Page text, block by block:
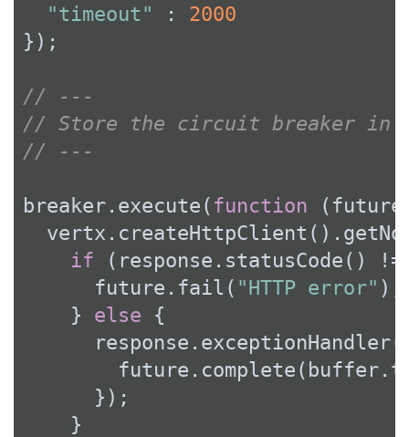
"timeout" : 2000
});
// ---
// Store the circuit breaker in
// ---
breaker.execute( function ( future
if (response.statusCode()
      future.fail(
"HTTP error" );
    }
else {
      });
    }